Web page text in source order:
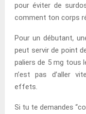
pour éviter de
comment ton corps
Pour un débutant,
peut servir de point
paliers de 5 mg tous
n’est pas d’aller
effets.
Si tu te demandes